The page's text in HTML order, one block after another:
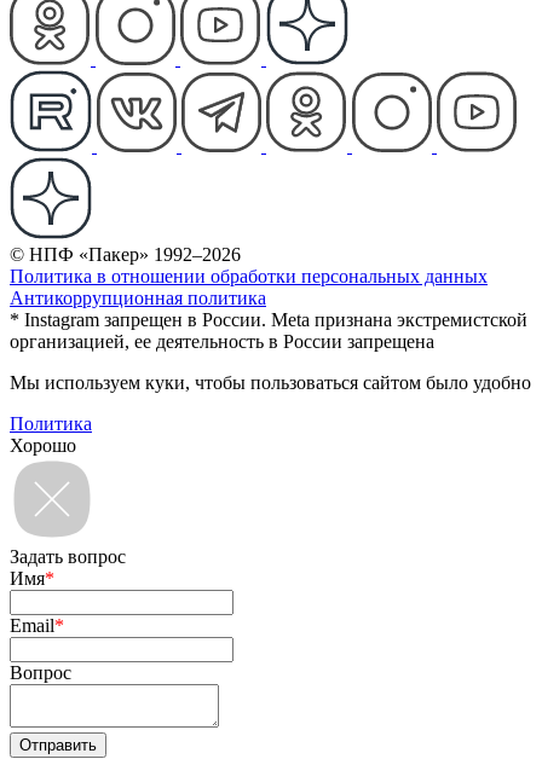
© НПФ «Пакер» 1992–2026
Политика в отношении обработки персональных данных
Антикоррупционная политика
* Instagram запрещен в России. Meta признана экстремистской
организацией, ее деятельность в России запрещена
Мы используем куки, чтобы пользоваться сайтом было удобно
Политика
Хорошо
Задать вопрос
Имя*
Email*
Вопрос